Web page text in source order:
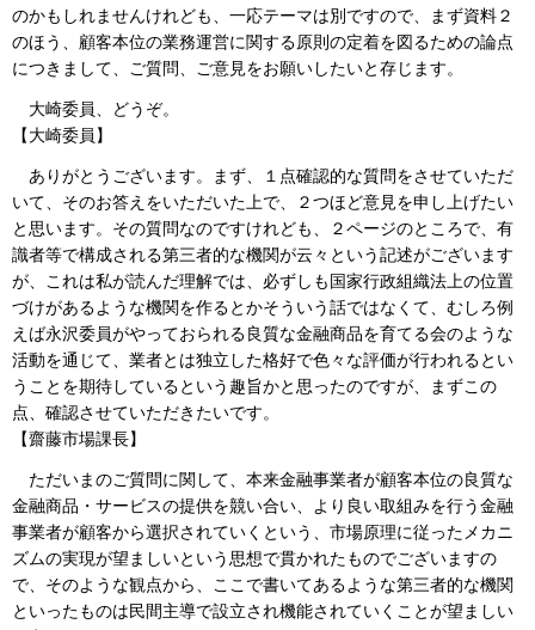
のかもしれませんけれども、一応テーマは別ですので、まず資料２
のほう、顧客本位の業務運営に関する原則の定着を図るための論点
につきまして、ご質問、ご意見をお願いしたいと存じます。
大崎委員、どうぞ。
【大崎委員】
ありがとうございます。まず、１点確認的な質問をさせていただ
いて、そのお答えをいただいた上で、２つほど意見を申し上げたい
と思います。その質問なのですけれども、２ページのところで、有
識者等で構成される第三者的な機関が云々という記述がございます
が、これは私が読んだ理解では、必ずしも国家行政組織法上の位置
づけがあるような機関を作るとかそういう話ではなくて、むしろ例
えば永沢委員がやっておられる良質な金融商品を育てる会のような
活動を通じて、業者とは独立した格好で色々な評価が行われるとい
うことを期待しているという趣旨かと思ったのですが、まずこの
点、確認させていただきたいです。
【齋藤市場課長】
ただいまのご質問に関して、本来金融事業者が顧客本位の良質な
金融商品・サービスの提供を競い合い、より良い取組みを行う金融
事業者が顧客から選択されていくという、市場原理に従ったメカニ
ズムの実現が望ましいという思想で貫かれたものでございますの
で、そのような観点から、ここで書いてあるような第三者的な機関
といったものは民間主導で設立され機能されていくことが望ましい